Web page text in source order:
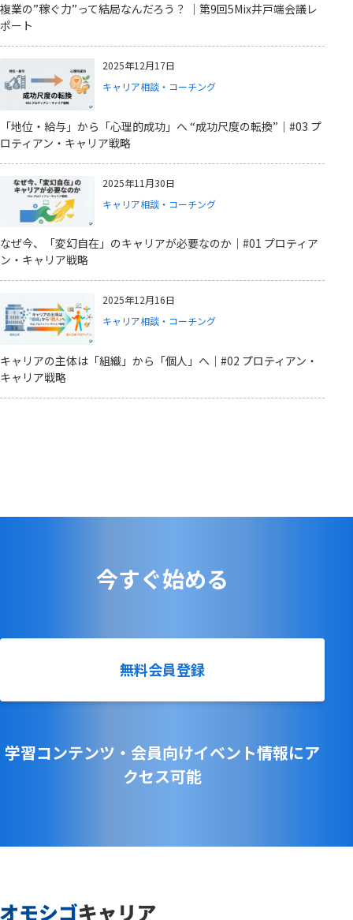
複業の”稼ぐ力”って結局なんだろう？ ｜第9回5Mix井戸端会議レ
ポート
2025年12月17日
キャリア相談・コーチング
「地位・給与」から「心理的成功」へ “成功尺度の転換”｜#03 プ
ロティアン・キャリア戦略
2025年11月30日
キャリア相談・コーチング
なぜ今、「変幻自在」のキャリアが必要なのか｜#01 プロティア
ン・キャリア戦略
2025年12月16日
キャリア相談・コーチング
キャリアの主体は「組織」から「個人」へ｜#02 プロティアン・
キャリア戦略
今すぐ始める
無料会員登録
学習コンテンツ・会員向けイベント情報にア
クセス可能